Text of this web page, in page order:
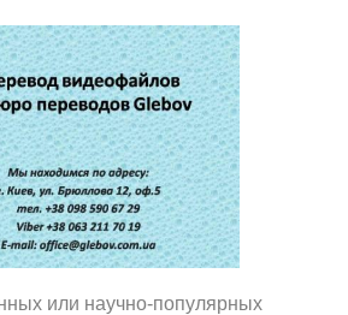
или научно-популярных